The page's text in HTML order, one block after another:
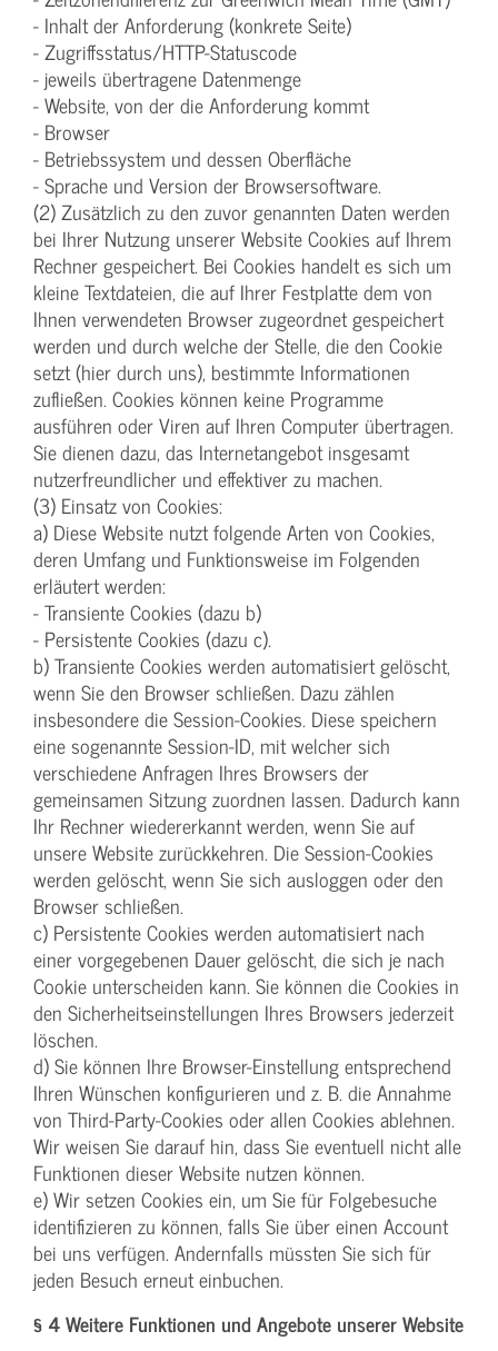
- Inhalt der Anforderung (konkrete Seite)
- Zugriffsstatus/HTTP-Statuscode
- jeweils übertragene Datenmenge
- Website, von der die Anforderung kommt
- Browser
- Betriebssystem und dessen Oberfläche
- Sprache und Version der Browsersoftware.
(2) Zusätzlich zu den zuvor genannten Daten werden
bei Ihrer Nutzung unserer Website Cookies auf Ihrem
Rechner gespeichert. Bei Cookies handelt es sich um
kleine Textdateien, die auf Ihrer Festplatte dem von
Ihnen verwendeten Browser zugeordnet gespeichert
werden und durch welche der Stelle, die den Cookie
setzt (hier durch uns), bestimmte Informationen
zufließen. Cookies können keine Programme
ausführen oder Viren auf Ihren Computer übertragen.
Sie dienen dazu, das Internetangebot insgesamt
nutzerfreundlicher und effektiver zu machen.
(3) Einsatz von Cookies:
a) Diese Website nutzt folgende Arten von Cookies,
deren Umfang und Funktionsweise im Folgenden
erläutert werden:
- Transiente Cookies (dazu b)
- Persistente Cookies (dazu c).
b) Transiente Cookies werden automatisiert gelöscht,
wenn Sie den Browser schließen. Dazu zählen
insbesondere die Session-Cookies. Diese speichern
eine sogenannte Session-ID, mit welcher sich
verschiedene Anfragen Ihres Browsers der
gemeinsamen Sitzung zuordnen lassen. Dadurch kann
Ihr Rechner wiedererkannt werden, wenn Sie auf
unsere Website zurückkehren. Die Session-Cookies
werden gelöscht, wenn Sie sich ausloggen oder den
Browser schließen.
c) Persistente Cookies werden automatisiert nach
einer vorgegebenen Dauer gelöscht, die sich je nach
Cookie unterscheiden kann. Sie können die Cookies in
den Sicherheitseinstellungen Ihres Browsers jederzeit
löschen.
d) Sie können Ihre Browser-Einstellung entsprechend
Ihren Wünschen konfigurieren und z. B. die Annahme
von Third-Party-Cookies oder allen Cookies ablehnen.
Wir weisen Sie darauf hin, dass Sie eventuell nicht alle
Funktionen dieser Website nutzen können.
e) Wir setzen Cookies ein, um Sie für Folgebesuche
identifizieren zu können, falls Sie über einen Account
bei uns verfügen. Andernfalls müssten Sie sich für
jeden Besuch erneut einbuchen.
§ 4 Weitere Funktionen und Angebote unserer Website